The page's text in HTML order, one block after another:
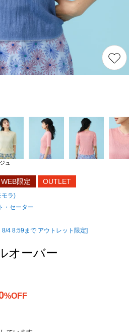
ュ
WEB限定 OUTLET
モラ)
・セーター
4 8:59まで アウトレット限定]
オーバー
%OFF